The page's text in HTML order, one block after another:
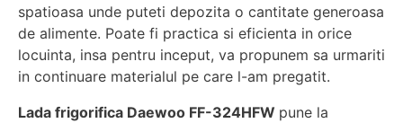
spatioasa unde puteti depozita o cantitate generoasa
de alimente. Poate fi practica si eficienta in orice
locuinta, insa pentru inceput, va propunem sa urmariti
in continuare materialul pe care l-am pregatit.
Lada frigorifica Daewoo FF-324HFW pune la